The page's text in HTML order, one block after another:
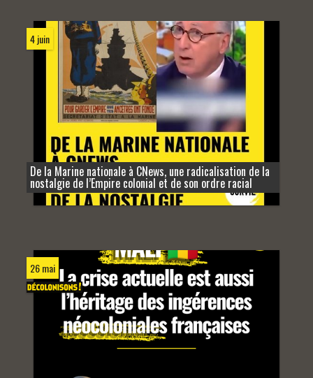
4 juin
De la Marine nationale à CNews, une radicalisation de la
nostalgie de l’Empire colonial et de son ordre racial
26 mai